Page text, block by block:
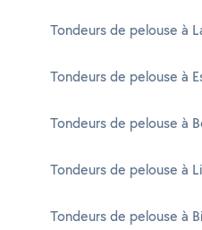
Tondeurs de pelouse à
Tondeurs de pelouse à
Tondeurs de pelouse à
Tondeurs de pelouse à
Tondeurs de pelouse à